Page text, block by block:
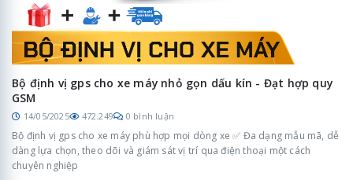
Bộ định vị gps cho xe máy nhỏ gọn dấu kín - Đạt hợp quy
GSM
14/05/2025 472.249 0 bình luận
Bộ định vị gps cho xe máy phù hợp mọi dòng xe ✅ Đa dạng mẫu mã, dễ
dàng lựa chọn, theo dõi và giám sát vị trí qua điện thoại một cách
chuyên nghiệp